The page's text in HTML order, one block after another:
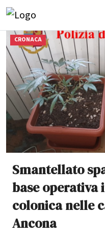
CRONACA
Smantellato
base operativa
colonica nelle
Ancona